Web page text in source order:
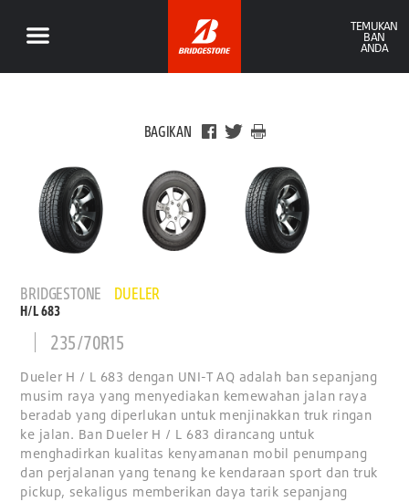
TEMUKAN
BAN
ANDA
BAGIKAN
BRIDGESTONE DUELER
H/L 683
235/70R15
Dueler H / L 683 dengan UNI-T AQ adalah ban sepanjang
musim raya yang menyediakan kemewahan jalan raya
beradab yang diperlukan untuk menjinakkan truk ringan
ke jalan. Ban Dueler H / L 683 dirancang untuk
menghadirkan kualitas kenyamanan mobil penumpang
dan perjalanan yang tenang ke kendaraan sport dan truk
pickup, sekaligus memberikan daya tarik sepanjang